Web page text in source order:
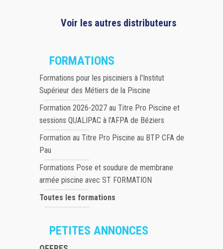
Voir les autres distributeurs
FORMATIONS
Formations pour les pisciniers à l'Institut
Supérieur des Métiers de la Piscine
Formation 2026-2027 au Titre Pro Piscine et
sessions QUALIPAC à l'AFPA de Béziers
Formation au Titre Pro Piscine au BTP CFA de
Pau
Formations Pose et soudure de membrane
armée piscine avec ST FORMATION
Toutes les formations
PETITES ANNONCES